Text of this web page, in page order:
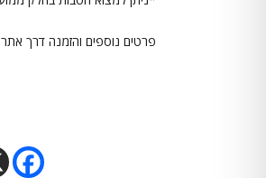
פרטים נוספים והזמנה דרך אתר